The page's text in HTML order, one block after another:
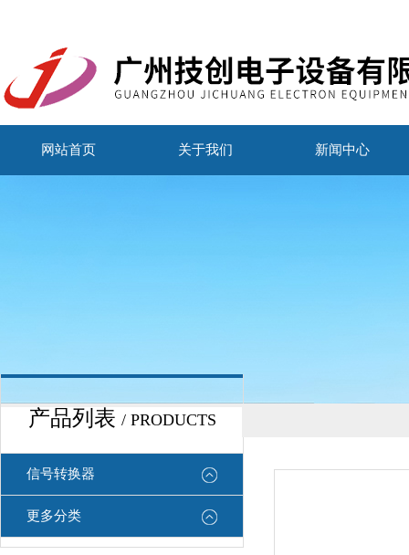
网站首页 关于我们 新闻中心
产品列表 / PRODUCTS
信号转换器
更多分类